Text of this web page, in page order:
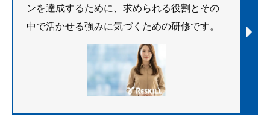
ンを達成するために、求められる役割とその
中で活かせる強みに気づくための研修です。